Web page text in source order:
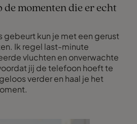
momenten die er echt
gebeurt kun je met een gerust
Ik regel last-minute
vluchten en onverwachte
jij de telefoon hoeft te
verder en haal je het